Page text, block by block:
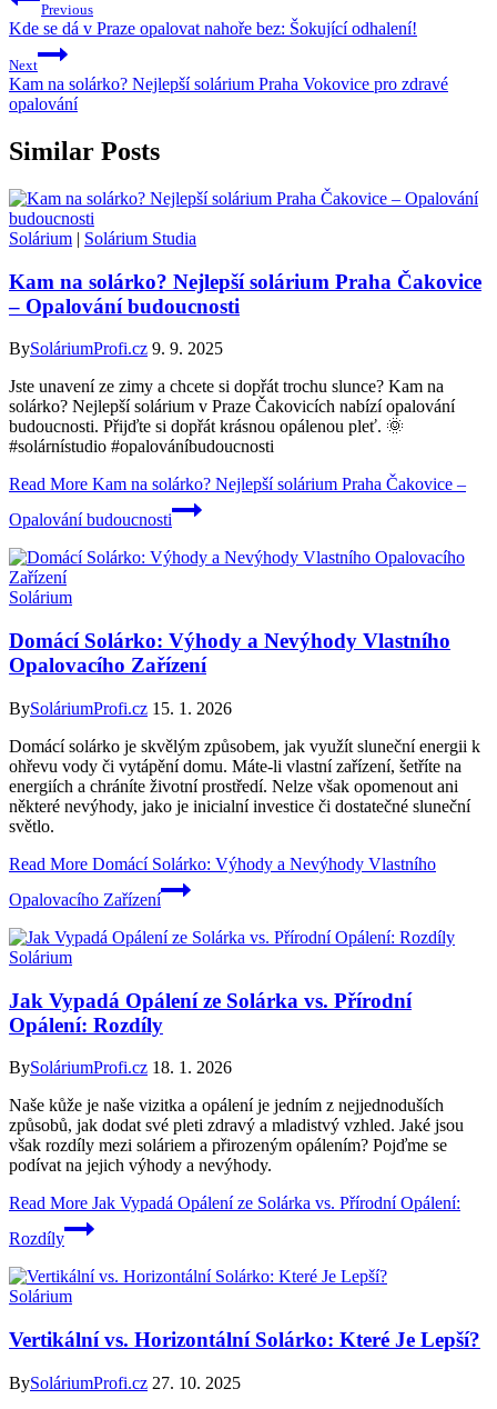
Previous
Kde se dá v Praze opalovat nahoře bez: Šokující odhalení!
Next
Kam na solárko? Nejlepší solárium Praha Vokovice pro zdravé
opalování
Similar Posts
Solárium | Solárium Studia
Kam na solárko? Nejlepší solárium Praha Čakovice
– Opalování budoucnosti
BySoláriumProfi.cz 9. 9. 2025
Jste unavení ze zimy a chcete si dopřát trochu slunce? Kam na
solárko? Nejlepší solárium v Praze Čakovicích nabízí opalování
budoucnosti. Přijďte si dopřát krásnou opálenou pleť. 🌞
#solárnístudio #opalováníbudoucnosti
Read More Kam na solárko? Nejlepší solárium Praha Čakovice –
Opalování budoucnosti
Solárium
Domácí Solárko: Výhody a Nevýhody Vlastního
Opalovacího Zařízení
BySoláriumProfi.cz 15. 1. 2026
Domácí solárko je skvělým způsobem, jak využít sluneční energii k
ohřevu vody či vytápění domu. Máte-li vlastní zařízení, šetříte na
energiích a chráníte životní prostředí. Nelze však opomenout ani
některé nevýhody, jako je inicialní investice či dostatečné sluneční
světlo.
Read More Domácí Solárko: Výhody a Nevýhody Vlastního
Opalovacího Zařízení
Solárium
Jak Vypadá Opálení ze Solárka vs. Přírodní
Opálení: Rozdíly
BySoláriumProfi.cz 18. 1. 2026
Naše kůže je naše vizitka a opálení je jedním z nejjednoduších
způsobů, jak dodat své pleti zdravý a mladistvý vzhled. Jaké jsou
však rozdíly mezi soláriem a přirozeným opálením? Pojďme se
podívat na jejich výhody a nevýhody.
Read More Jak Vypadá Opálení ze Solárka vs. Přírodní Opálení:
Rozdíly
Solárium
Vertikální vs. Horizontální Solárko: Které Je Lepší?
BySoláriumProfi.cz 27. 10. 2025